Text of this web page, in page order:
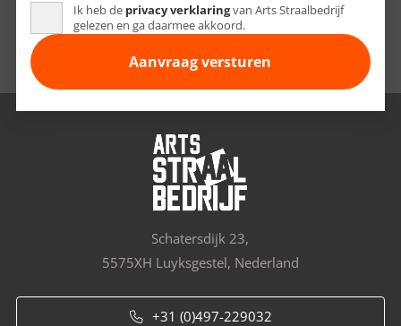
Ik heb de privacy verklaringvan Arts Straalbedrijf
gelezen en ga daarmee akkoord.
Schatersdijk 23,
5575XH Luyksgestel, Nederland
+31 (0)497-229032